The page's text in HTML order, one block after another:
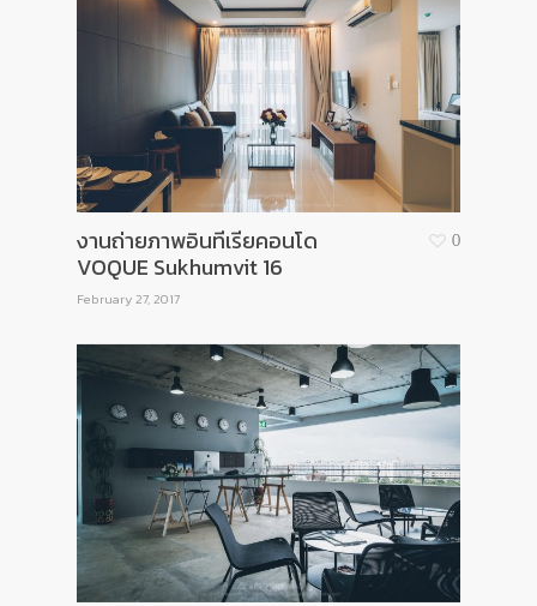
งานถ่ายภาพอินทีเรียคอนโด
VOQUE Sukhumvit 16
February 27, 2017
0